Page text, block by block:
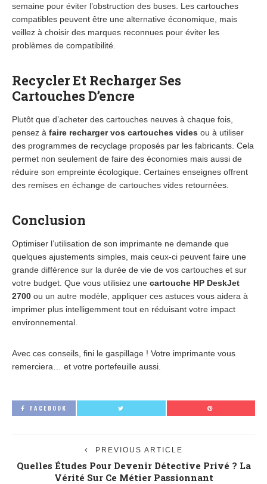
semaine pour éviter l’obstruction des buses. Les cartouches
compatibles peuvent être une alternative économique, mais
veillez à choisir des marques reconnues pour éviter les
problèmes de compatibilité.
Recycler Et Recharger Ses
Cartouches D’encre
Plutôt que d’acheter des cartouches neuves à chaque fois,
pensez à faire recharger vos cartouches vides ou à utiliser
des programmes de recyclage proposés par les fabricants. Cela
permet non seulement de faire des économies mais aussi de
réduire son empreinte écologique. Certaines enseignes offrent
des remises en échange de cartouches vides retournées.
Conclusion
Optimiser l’utilisation de son imprimante ne demande que
quelques ajustements simples, mais ceux-ci peuvent faire une
grande différence sur la durée de vie de vos cartouches et sur
votre budget. Que vous utilisiez une cartouche HP DeskJet
2700 ou un autre modèle, appliquer ces astuces vous aidera à
imprimer plus intelligemment tout en réduisant votre impact
environnemental.
Avec ces conseils, fini le gaspillage ! Votre imprimante vous
remerciera… et votre portefeuille aussi.
FACEBOOK
PREVIOUS ARTICLE
Quelles Études Pour Devenir Détective Privé ? La
Vérité Sur Ce Métier Passionnant